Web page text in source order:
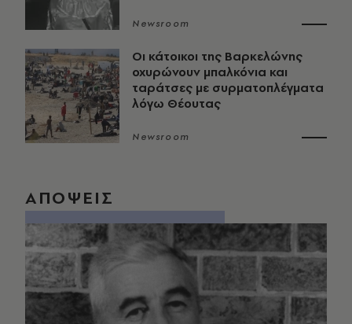
Newsroom
Οι κάτοικοι της Βαρκελώνης
οχυρώνουν μπαλκόνια και
ταράτσες με συρματοπλέγματα
λόγω Θέουτας
Newsroom
ΑΠΟΨΕΙΣ